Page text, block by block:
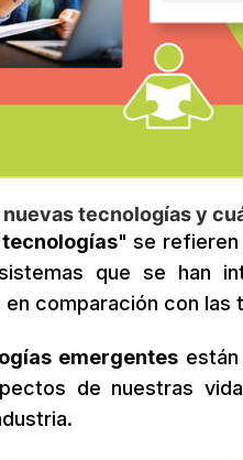
nuevas tecnologías y
" se refieren
que se han
comparación con las
emergentesestán
de nuestras